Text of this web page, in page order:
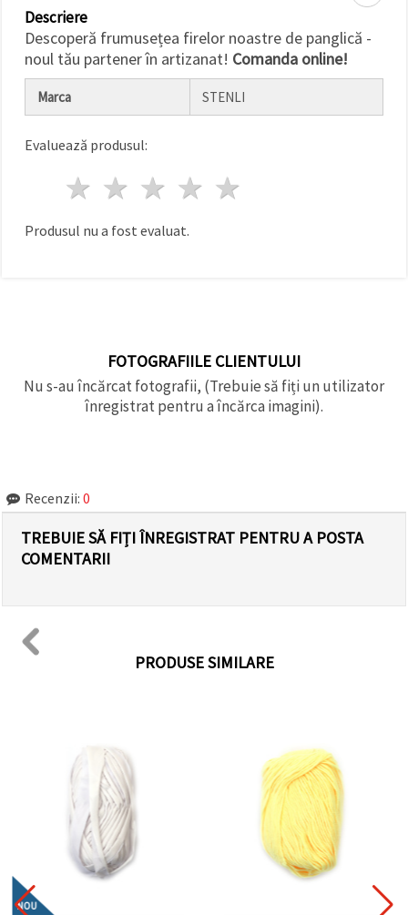
Setări
Descriere
Descoperă frumusețea firelor noastre de panglică -
noul tău partener în artizanat! Comanda online!
Marca STENLI
Evaluează produsul:
4 stele
3 stele
2 stele
1 stea
Produsul nu a fost evaluat.
FOTOGRAFIILE CLIENTULUI
Nu s-au încărcat fotografii, (Trebuie să fiți un utilizator
înregistrat pentru a încărca imagini).
Recenzii: 0
TREBUIE SĂ FIȚI ÎNREGISTRAT PENTRU A POSTA
COMENTARII
PRODUSE SIMILARE
NOU